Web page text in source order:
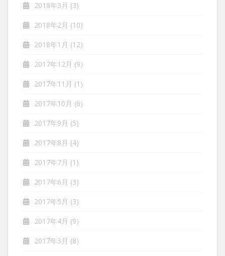
2018年3月 (3)
2018年2月 (10)
2018年1月 (12)
2017年12月 (9)
2017年11月 (1)
2017年10月 (6)
2017年9月 (5)
2017年8月 (4)
2017年7月 (1)
2017年6月 (3)
2017年5月 (3)
2017年4月 (9)
2017年3月 (8)